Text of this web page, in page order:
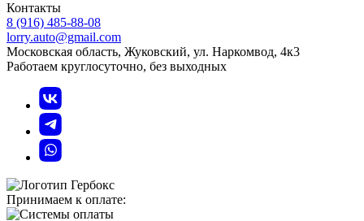
Контакты
8 (916) 485-88-08
lorry.auto@gmail.com
Московская область, Жуковский, ул. Наркомвод, 4к3
Работаем круглосуточно, без выходных
Принимаем к оплате: